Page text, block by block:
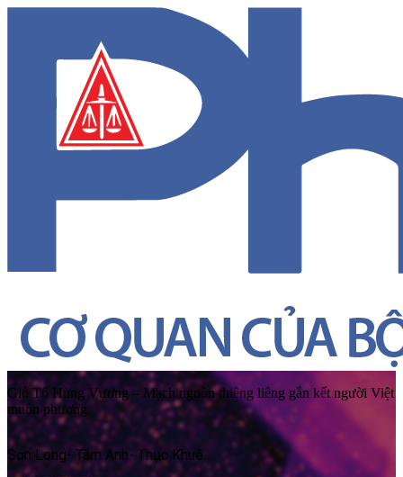
Giỗ Tổ Hùng Vương – Mạch nguồn thiêng liêng gắn kết người Việt
muôn phương
Sơn Long- Tâm Anh- Thục Khuê